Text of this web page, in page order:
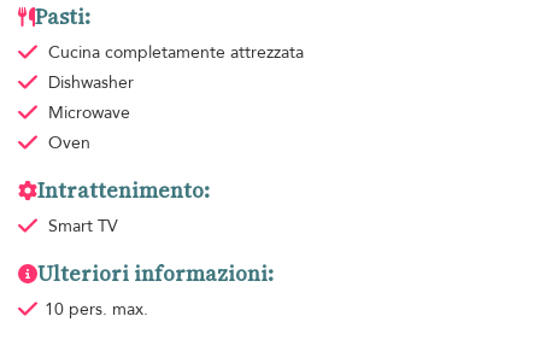
Pasti:
Cucina completamente attrezzata
Dishwasher
Microwave
Oven
Intrattenimento:
Smart TV
Ulteriori informazioni:
10 pers. max.